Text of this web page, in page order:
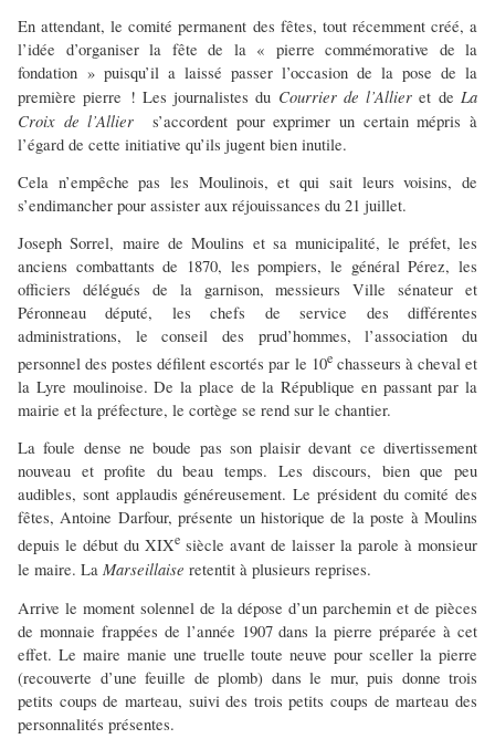
En attendant, le comité permanent des fêtes, tout récemment créé, a
l’idée d’organiser la fête de la « pierre commémorative de la
fondation » puisqu’il a laissé passer l’occasion de la pose de la
première pierre ! Les journalistes du Courrier de l’Allier et de La
Croix de l’Allier s’accordent pour exprimer un certain mépris à
l’égard de cette initiative qu’ils jugent bien inutile.
Cela n’empêche pas les Moulinois, et qui sait leurs voisins, de
s’endimancher pour assister aux réjouissances du 21 juillet.
Joseph Sorrel, maire de Moulins et sa municipalité, le préfet, les
anciens combattants de 1870, les pompiers, le général Pérez, les
officiers délégués de la garnison, messieurs Ville sénateur et
Péronneau député, les chefs de service des différentes
administrations, le conseil des prud’hommes, l’association du
personnel des postes défilent escortés par le 10echasseurs à cheval et
la Lyre moulinoise. De la place de la République en passant par la
mairie et la préfecture, le cortège se rend sur le chantier.
La foule dense ne boude pas son plaisir devant ce divertissement
nouveau et profite du beau temps. Les discours, bien que peu
audibles, sont applaudis généreusement. Le président du comité des
fêtes, Antoine Darfour, présente un historique de la poste à Moulins
depuis le début du XIXe siècle avant de laisser la parole à monsieur
le maire. La Marseillaise retentit à plusieurs reprises.
Arrive le moment solennel de la dépose d’un parchemin et de pièces
de monnaie frappées de l’année 1907 dans la pierre préparée à cet
effet. Le maire manie une truelle toute neuve pour sceller la pierre
(recouverte d’une feuille de plomb) dans le mur, puis donne trois
petits coups de marteau, suivi des trois petits coups de marteau des
personnalités présentes.